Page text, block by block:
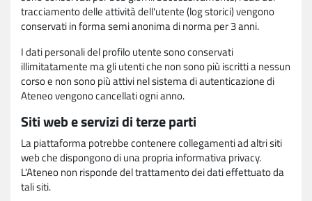
tracciamento delle attività dell'utente (log storici) vengono
conservati in forma semi anonima di norma per 3 anni.
I dati personali del profilo utente sono conservati
illimitatamente ma gli utenti che non sono più iscritti a nessun
corso e non sono più attivi nel sistema di autenticazione di
Ateneo vengono cancellati ogni anno.
Siti web e servizi di terze parti
La piattaforma potrebbe contenere collegamenti ad altri siti
web che dispongono di una propria informativa privacy.
L'Ateneo non risponde del trattamento dei dati effettuato da
tali siti.